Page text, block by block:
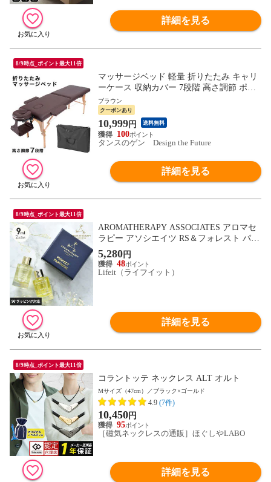
詳細を見る
8/9時点_ポイント最大11倍
マッサージベッド 軽量 折りたたみ キャリ
ーケース 収納カバー 7段階 高さ調節 ポー
タブル エステベッド マッサージ マッサー
ジ台 施術台 エステ台 マッサージベット ベ
ット ベッド 折り畳み 収納 6519001306〔ブ
ラウン〕【予約】8月中旬※8/20までに出荷
予定
ブラウン
クーポンあり
10,999円 送料無料
100
タンスのゲン Design the Future
詳細を見る
8/9時点_ポイント最大11倍
AROMATHERAPY ASSOCIATES アロマセ
ラピー アソシエイツ RS＆フォレスト パー
フェクトパートナーズ AT-02077 入浴剤 バ
スオイル おしゃれ ギフト セット アロマ
ローズ
5,280円
48
Lifeit（ライフイット）
詳細を見る
8/9時点_ポイント最大11倍
コラントッテ ネックレス ALT オルト
Mサイズ（47cm）／ブラック×ゴールド
4.9 (7件)
10,450円
95
［磁気ネックレスの通販］ほぐしやLABO
詳細を見る